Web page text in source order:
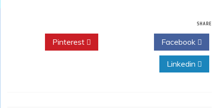
SHARE